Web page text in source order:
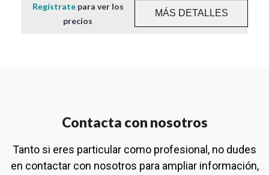
Regístratepara ver los
precios
MÁS DETALLES
Contacta con nosotros
Tanto si eres particular como profesional, no dudes
en contactar con nosotros para ampliar información,